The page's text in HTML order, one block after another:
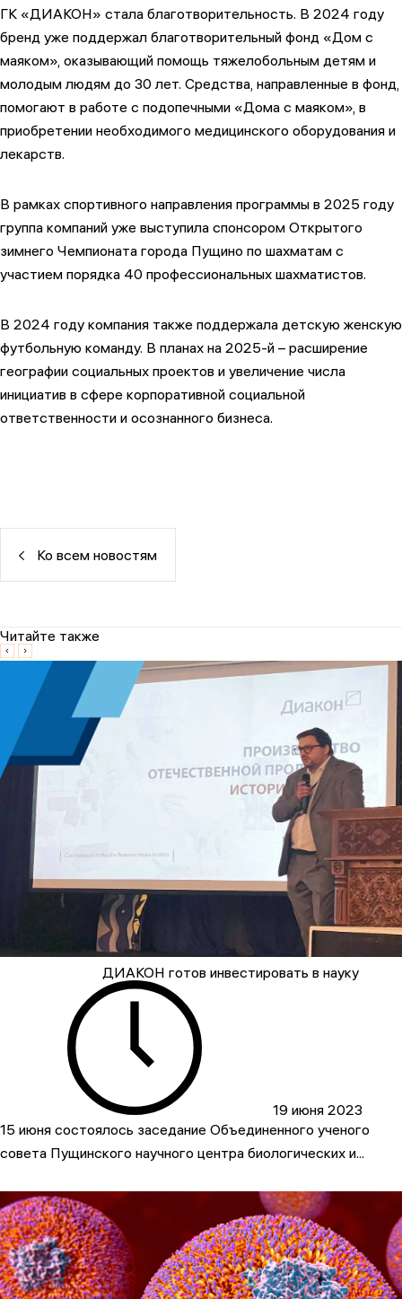
ГК «ДИАКОН» стала благотворительность. В 2024 году
бренд уже поддержал благотворительный фонд «Дом с
маяком», оказывающий помощь тяжелобольным детям и
молодым людям до 30 лет. Средства, направленные в фонд,
помогают в работе с подопечными «Дома с маяком», в
приобретении необходимого медицинского оборудования и
лекарств.
В рамках спортивного направления программы в 2025 году
группа компаний уже выступила спонсором Открытого
зимнего Чемпионата города Пущино по шахматам с
участием порядка 40 профессиональных шахматистов.
В 2024 году компания также поддержала детскую женскую
футбольную команду. В планах на 2025-й – расширение
географии социальных проектов и увеличение числа
инициатив в сфере корпоративной социальной
ответственности и осознанного бизнеса.
Ко всем новостям
Читайте также
ДИАКОН готов инвестировать в науку
19 июня 2023
15 июня состоялось заседание Объединенного ученого
совета Пущинского научного центра биологических и...